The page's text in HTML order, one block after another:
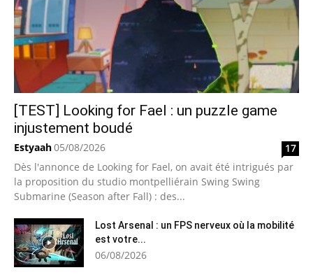
[TEST] Looking for Fael : un puzzle game
injustement boudé
Estyaah05/08/2026
17
Dès l'annonce de Looking for Fael, on avait été intrigués par
la proposition du studio montpelliérain Swing Swing
Submarine (Season after Fall) : des...
Lost Arsenal : un FPS nerveux où la mobilité
est votre...
06/08/2026